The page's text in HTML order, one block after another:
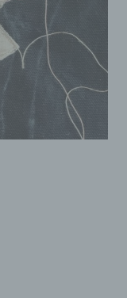
gespeichert
anderen
enthalten,
wiedererkannt
den Nutzern
Services
nicht
im Sinne
die